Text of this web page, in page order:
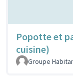
Popotte et
cuisine)
Groupe